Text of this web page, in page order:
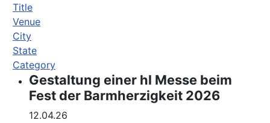
Title
Venue
City
State
Category
Gestaltung einer hl Messe beim
Fest der Barmherzigkeit 2026
12.04.26